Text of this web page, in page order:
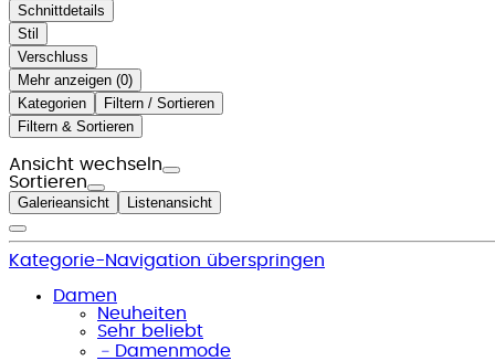
Schnittdetails
Stil
Verschluss
Mehr anzeigen ( )
Kategorien
Filtern / Sortieren
Filtern & Sortieren
Ansicht wechseln
Sortieren
Galerieansicht Listenansicht
Kategorie-Navigation überspringen
Damen
Neuheiten
Sehr beliebt
﹣ Damenmode